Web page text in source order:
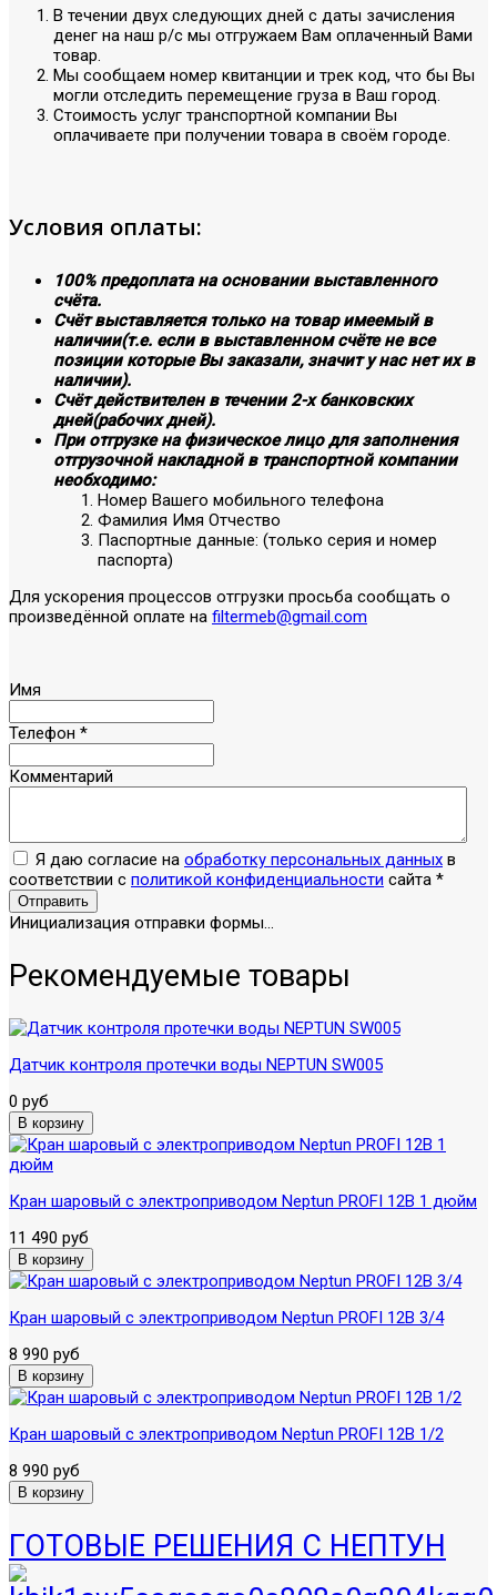
В течении двух следующих дней с даты зачисления
денег на наш р/с мы отгружаем Вам оплаченный Вами
товар.
Мы сообщаем номер квитанции и трек код, что бы Вы
могли отследить перемещение груза в Ваш город.
Стоимость услуг транспортной компании Вы
оплачиваете при получении товара в своём городе.
Условия оплаты:
100% предоплата на основании выставленного
счёта.
Счёт выставляется только на товар имеемый в
наличии(т.е. если в выставленном счёте не все
позиции которые Вы заказали, значит у нас нет их в
наличии).
Счёт действителен в течении 2-х банковских
дней(рабочих дней).
При отгрузке на физическое лицо для заполнения
отгрузочной накладной в транспортной компании
необходимо:
Номер Вашего мобильного телефона
Фамилия Имя Отчество
Паспортные данные: (только серия и номер
паспорта)
Для ускорения процессов отгрузки просьба сообщать о
произведённой оплате на filtermeb@gmail.com
Имя
Телефон *
Комментарий
Я даю согласие на обработку персональных данных в
соответствии с политикой конфиденциальности сайта *
Отправить
Инициализация отправки формы...
Рекомендуемые товары
Датчик контроля протечки воды NEPTUN SW005
0 руб
Кран шаровый с электроприводом Neptun PROFI 12В 1 дюйм
11 490 руб
Кран шаровый с электроприводом Neptun PROFI 12В 3/4
8 990 руб
Кран шаровый с электроприводом Neptun PROFI 12В 1/2
8 990 руб
ГОТОВЫЕ РЕШЕНИЯ С НЕПТУН